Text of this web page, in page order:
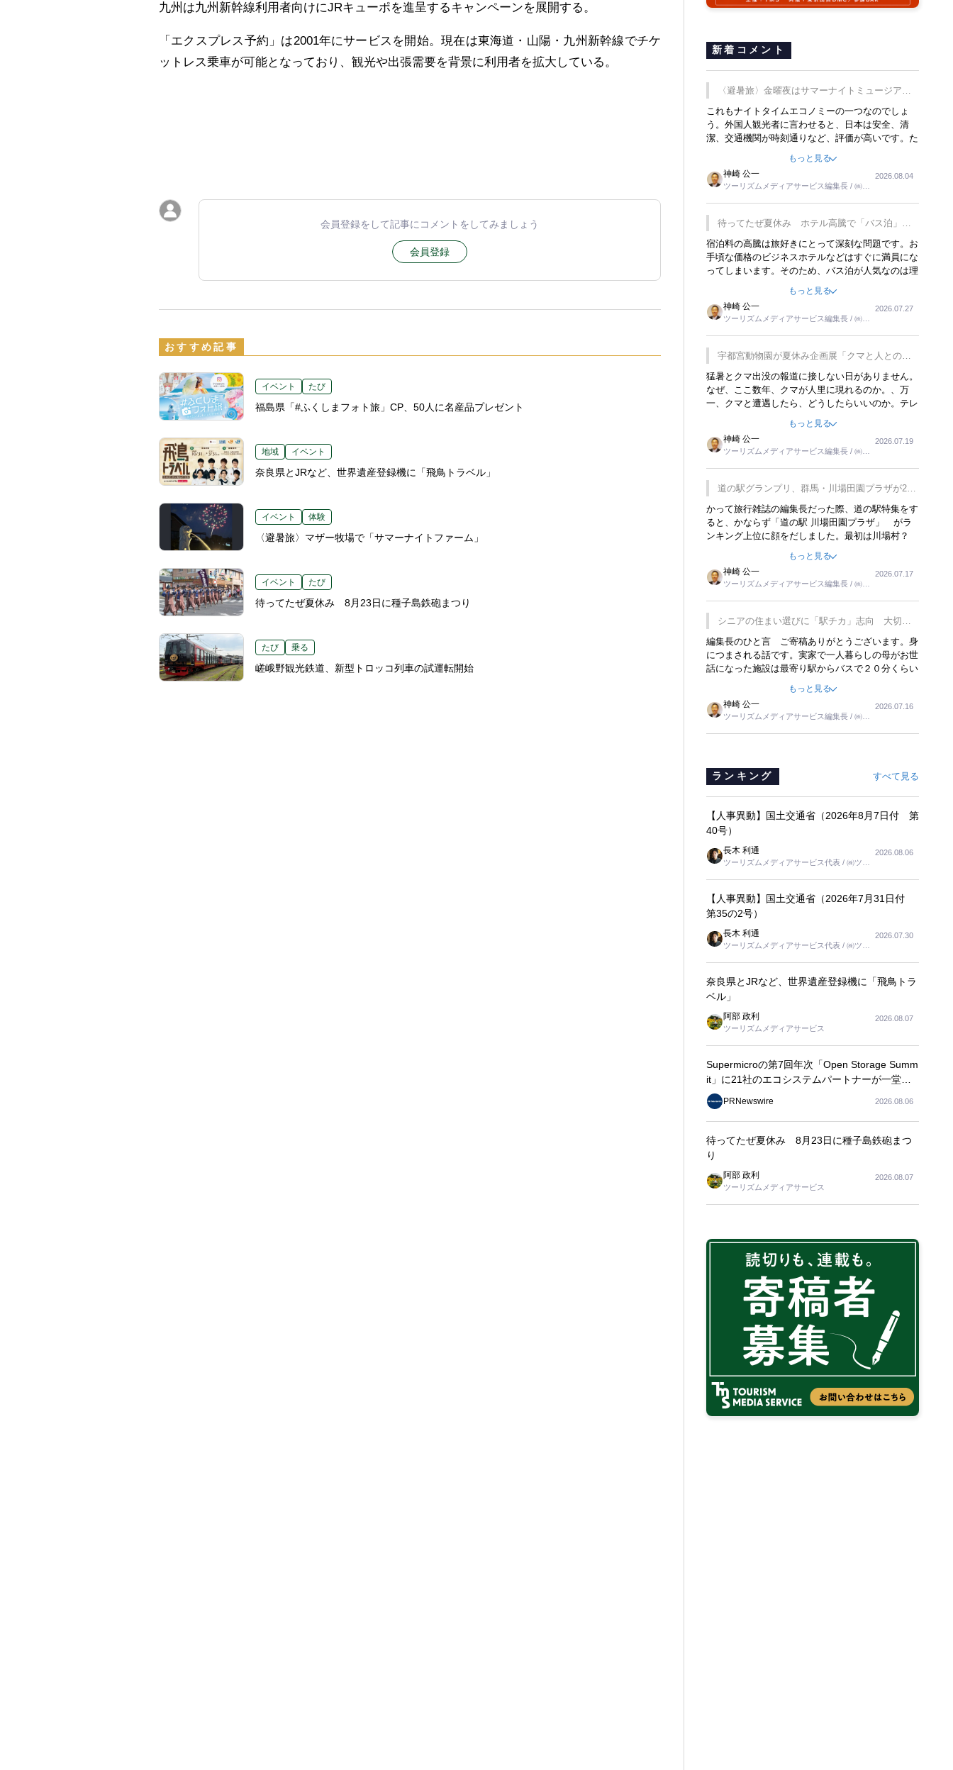
九州は九州新幹線利用者向けにJRキューポを進呈するキャンペーンを展開する。
「エクスプレス予約」は2001年にサービスを開始。現在は東海道・山陽・九州新幹線でチケ
ットレス乗車が可能となっており、観光や出張需要を背景に利用者を拡大している。
会員登録をして記事にコメントをしてみましょう
会員登録
おすすめ記事
イベント たび
福島県「#ふくしまフォト旅」CP、50人に名産品プレゼント
地域 イベント
奈良県とJRなど、世界遺産登録機に「飛鳥トラベル」
イベント 体験
〈避暑旅〉マザー牧場で「サマーナイトファーム」
イベント たび
待ってたぜ夏休み 8月23日に種子島鉄砲まつり
たび 乗る
嵯峨野観光鉄道、新型トロッコ列車の試運転開始
新着コメント
〈避暑旅〉金曜夜はサマーナイトミュージア
ム、都立6施設で
これもナイトタイムエコノミーの一つなのでしょ
う。外国人観光者に言わせると、日本は安全、清
潔、交通機関が時刻通りなど、評価が高いです。た
す。そのような意味で、金曜夜にこのようなイベン
トが行われれば、日本人に限らず外国人にとっても
楽しみが増えるでしょうね。
もっと見る
神崎 公一
ツーリズムメディアサービス編集長 / ㈱ツ
2026.08.04
待ってたぜ夏休み ホテル高騰で「バス泊」人
気
宿泊料の高騰は旅好きにとって深刻な問題です。お
手頃な価格のビジネスホテルなどはすぐに満員にな
ってしまいます。そのため、バス泊が人気なのは理
行をした時は、移動はグレイハウンドバスでした。
夕方から夜の便を利用してホテル代を浮かせていま
した。ただし、若いからできたことです。若い人が
夜行バスで京都に行った、青森に行ったと聞くと、
疲れが残らないのかなと思ってしまいます。
もっと見る
神崎 公一
ツーリズムメディアサービス編集長 / ㈱ツ
2026.07.27
宇都宮動物園が夏休み企画展「クマと人との距
離」を7月20日から開催
猛暑とクマ出没の報道に接しない日がありません。
なぜ、ここ数年、クマが人里に現れるのか。、万
一、クマと遭遇したら、どうしたらいいのか。テレ
るなんてことは、冗談でもいえません。そんな中
で、この企画展はタイムリーですね。
もっと見る
神崎 公一
ツーリズムメディアサービス編集長 / ㈱ツ
2026.07.19
道の駅グランプリ、群馬・川場田園プラザが2連
覇
かって旅行雑誌の編集長だった際、道の駅特集をす
ると、かならず「道の駅 川場田園プラザ」 がラ
ンキング上位に顔をだしました。最初は川場村？
れ永井 彰一社長にインタビューしたら、興味深い
話が次々が飛び出しました。プレゼンも巧みで、今
でも思い出すことが２つあります。一つは、従業員
に東京ディズニーランドを見学させ、サービス業、
接客業の何かを理解してもらっていることです。
もう一つは1800円もするプレミアムヨーグルトを
販売するにあたり、社内に懸念もあったそうです。
永井社長は、駐車場に都内ナンバーの高級外車が停
まっていることに目をつけ、高級商品でも売れると
確信したそうです。今回の記事を懐かしく読みまし
もっと見る
神崎 公一
ツーリズムメディアサービス編集長 / ㈱ツ
2026.07.17
シニアの住まい選びに「駅チカ」志向 大切な
のは出かけたくなる暮らし
編集長のひと言 ご寄稿ありがとうございます。身
につまされる話です。実家で一人暮らしの母がお世
話になった施設は最寄り駅からバスで２０分くらい
りました。母の住まいから近いという理由で、その
施設を選択したのですが、私と妹にとっては、半日
仕事ででした。シニアの住まい選びは、当人だけで
はなく、世話をする家族の足の便も考えない外池な
もっと見る
神崎 公一
ツーリズムメディアサービス編集長 / ㈱ツ
2026.07.16
ランキング すべて見る
【人事異動】国土交通省（2026年8月7日付 第
40号）
長木 利通
ツーリズムメディアサービス代表 / ㈱ツー
2026.08.06
【人事異動】国土交通省（2026年7月31日付
第35の2号）
長木 利通
ツーリズムメディアサービス代表 / ㈱ツー
2026.07.30
奈良県とJRなど、世界遺産登録機に「飛鳥トラ
ベル」
阿部 政利
ツーリズムメディアサービス
2026.08.07
Supermicroの第7回年次「Open Storage Summ
it」に21社のエコシステムパートナーが一堂に
会し、エンタープライズAIの大規模導入に関す
る実践的なガイダンスを共有
PRNewswire 2026.08.06
待ってたぜ夏休み 8月23日に種子島鉄砲まつ
り
阿部 政利
ツーリズムメディアサービス
2026.08.07